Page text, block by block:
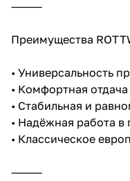
⸻
Преимущества
• Универсальность
• Комфортная
• Стабильная и
• Надёжная работа в
• Классическое
⸻